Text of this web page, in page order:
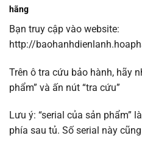
hãng
Bạn truy cập vào website:
http://
Trên ô tra cứu bảo hành, hãy
phẩm” và ấn nút “tra cứu”
Lưu ý: “serial của sản phẩm”
phía sau tủ. Số serial này